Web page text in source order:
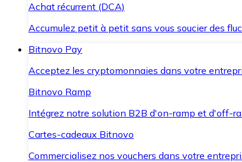
Achat récurrent (DCA)
Accumulez petit à petit sans vous soucier des
Bitnovo Pay
Acceptez les cryptomonnaies dans votre
Bitnovo Ramp
Intégrez notre solution B2B d'on-ramp et d'off-
Cartes-cadeaux Bitnovo
Commercialisez nos vouchers dans votre